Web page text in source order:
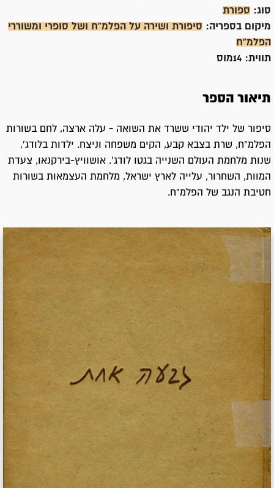
סוג: ספורת
מיקום בספריה: סיפורת ושירה על הפלמ"ח ושל סופרי ומשוררי
הפלמ"ח
תווית: 14מוס
תיאור הספר
סיפור של ילד יהודי ששרד את השואה - עלה ארצה, לחם בשורות
הפלמ"ח, שרת בצבא קבע, הקים משפחה וניצח. ילדות בלודג',
שנות מלחמת העולם השנייה בגטו לודג'. אושוויץ-בירקנאו, צעדת
המוות, השחרור, עלייה לארץ ישראל, מלחמת העצמאות בשורות
חטיבת הנגב של הפלמ"ח.